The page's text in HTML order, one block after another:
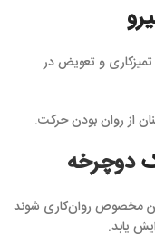
و تعویض در
دوچرخه
مخصوص روان‌کاری شوند
یابد.